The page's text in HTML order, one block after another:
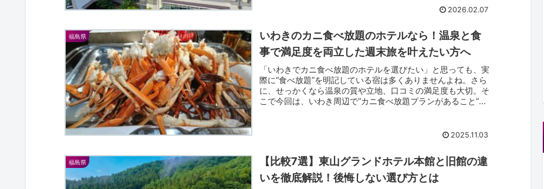
あとに、好きなペースでカニを味わえる時間は、いつもの外食
多いので、出会えたときの嬉しさも格別です。
2026.02.07
福島県
いわきのカニ食べ放題のホテルなら！温泉と食
事で満足度を両立した週末旅を叶えたい方へ
「いわきでカニ食べ放題のホテルを選びたい」と思っても、実
際に“食べ放題”を明記している宿は多くありませんよね。さら
に、せっかくなら温泉の質や立地、口コミの満足度も大切。そ
こで今回は、いわき周辺で“カニ食べ放題プランがあること”を
2025.11.03
福島県
【比較7選】東山グランドホテル本館と旧館の違
いを徹底解説！後悔しない選び方とは